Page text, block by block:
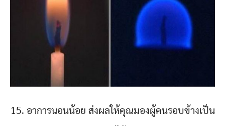
15. อาการนอนน้อย ส่งผลให้คุณมองผู้คนรอบข้างเป็น